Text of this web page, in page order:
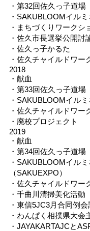
・第32回佐久っ子道場
・SAKUBLOOMイル
・まちづくりワークシ
・佐久市長選挙公開討
・佐久っ子かるた
・佐久チャイルドワー
2018
・献血
・第33回佐久っ子道場
・SAKUBLOOMイル
・佐久チャイルドワー
・廃校プロジェクト
2019
・献血
・第34回佐久っ子道場
・SAKUBLOOMイル
（SAKUEXPO）
・佐久チャイルドワー
・千曲川清掃美化活動
・東信5JC3月合同例
・わんぱく相撲県大会
・JAYAKARTAJCと